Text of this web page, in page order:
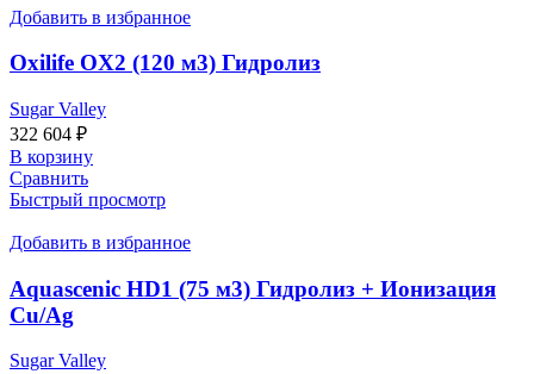
Добавить в избранное
Oxilife OX2 (120 м3) Гидролиз
Sugar Valley
322 604 ₽
В корзину
Сравнить
Быстрый просмотр
Добавить в избранное
Aquascenic HD1 (75 м3) Гидролиз + Ионизация
Cu/Ag
Sugar Valley